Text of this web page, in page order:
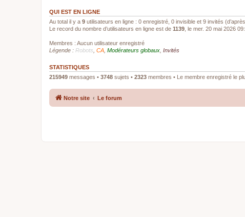
QUI EST EN LIGNE
Au total il y a 9 utilisateurs en ligne : 0 enregistré, 0 invisible et 9 invités
Le record du nombre d’utilisateurs en ligne est de 1139 , le mer. 20 mai 2026
Membres : Aucun utilisateur enregistré
Légende : Robots CA Modérateurs globaux Invités
STATISTIQUES
215949 messages • 3748 sujets • 2323 membres • Le membre enregistré le
Notre site Le forum